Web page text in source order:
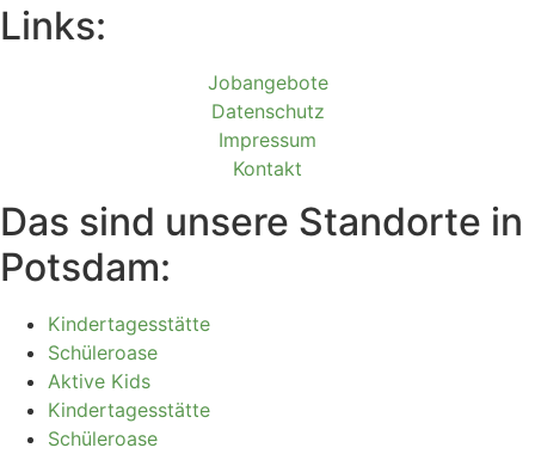
Links:
Jobangebote
Datenschutz
Impressum
Kontakt
Das sind unsere Standorte in
Potsdam:
Kindertagesstätte
Schüleroase
Aktive Kids
Kindertagesstätte
Schüleroase